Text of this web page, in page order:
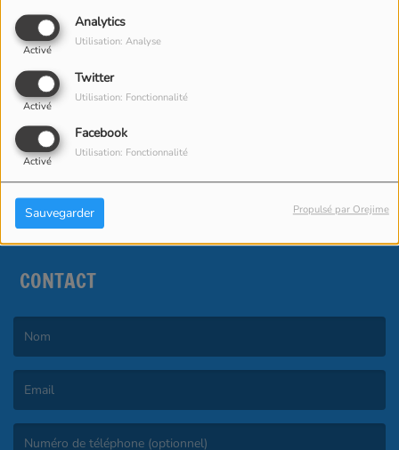
Analytics
Activé
Utilisation: Analyse
Twitter
Activé
Utilisation: Fonctionnalité
Facebook
Activé
Utilisation: Fonctionnalité
Sauvegarder Propulsé par Orejime
AVALANCHE
06:16
What's love got to do
TINA TURNER
CONTACT